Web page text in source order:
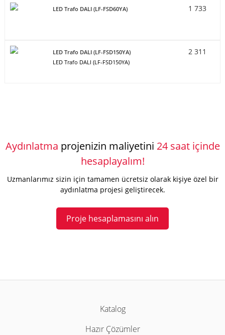
LED Trafo DALI (LF-FSD60YA) 1 733
LED Trafo DALI (LF-FSD150YA)
LED Trafo DALI (LF-FSD150YA)
2 311
Aydınlatma projenizin maliyetini 24 saat içinde
hesaplayalım!
Uzmanlarımız sizin için tamamen ücretsiz olarak kişiye özel bir
aydınlatma projesi geliştirecek.
Proje hesaplamasını alın
Katalog
Hazır Çözümler